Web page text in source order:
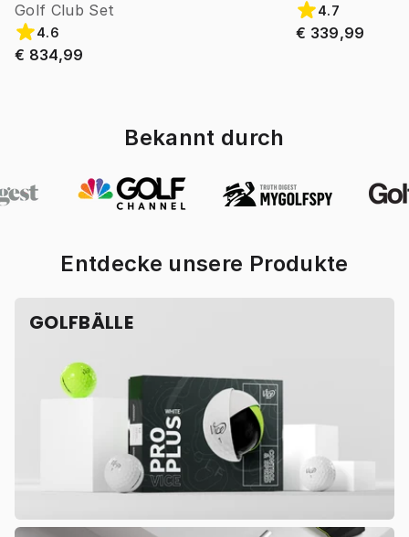
Golf Club Set
4.6
€ 834,99
4.7
€ 339,99
Bekannt durch
Entdecke unsere Produkte
GOLFBÄLLE